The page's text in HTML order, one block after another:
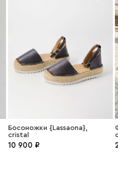
Босоножки {Lassaona},
cristal
10 900 ₽